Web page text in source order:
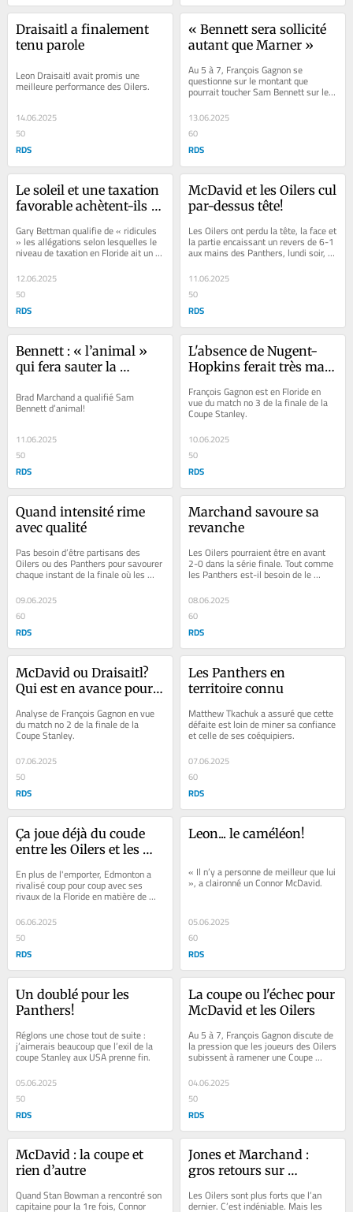
Draisaitl a finalement
tenu parole
Leon Draisaitl avait promis une
meilleure performance des Oilers.
14.06.2025
50
RDS
« Bennett sera sollicité
autant que Marner »
Au 5 à 7, François Gagnon se
questionne sur le montant que
pourrait toucher Sam Bennett sur le
marché des joueurs autonomes.
13.06.2025
60
RDS
Le soleil et une taxation
favorable achètent-ils
Gary Bettman qualifie de « ridicules
» les allégations selon lesquelles le
niveau de taxation en Floride ait un
12.06.2025
50
RDS
McDavid et les Oilers cul
par-dessus tête!
Les Oilers ont perdu la tête, la face et
la partie encaissant un revers de 6-1
aux mains des Panthers, lundi soir,
11.06.2025
50
RDS
Bennett : « l’animal »
qui fera sauter la
Brad Marchand a qualifié Sam
Bennett d’animal!
11.06.2025
50
RDS
L'absence de Nugent-
Hopkins ferait très mal
François Gagnon est en Floride en
vue du match no 3 de la finale de la
Coupe Stanley.
10.06.2025
50
RDS
Quand intensité rime
avec qualité
Pas besoin d’être partisans des
Oilers ou des Panthers pour savourer
chaque instant de la finale où les
deux équipes ont été séparées par...
09.06.2025
60
RDS
Marchand savoure sa
revanche
Les Oilers pourraient être en avant
2-0 dans la série finale. Tout comme
les Panthers est-il besoin de le
08.06.2025
60
RDS
McDavid ou Draisaitl?
Qui est en avance pour
Analyse de François Gagnon en vue
du match no 2 de la finale de la
Coupe Stanley.
07.06.2025
50
RDS
Les Panthers en
territoire connu
Matthew Tkachuk a assuré que cette
défaite est loin de miner sa confiance
et celle de ses coéquipiers.
07.06.2025
60
RDS
Ça joue déjà du coude
entre les Oilers et les
En plus de l'emporter, Edmonton a
rivalisé coup pour coup avec ses
rivaux de la Floride en matière de
06.06.2025
50
RDS
Leon... le caméléon!
« Il n’y a personne de meilleur que lui
», a claironné un Connor McDavid.
05.06.2025
60
RDS
Un doublé pour les
Panthers!
Réglons une chose tout de suite :
j’aimerais beaucoup que l’exil de la
coupe Stanley aux USA prenne fin.
05.06.2025
50
RDS
La coupe ou l'échec pour
McDavid et les Oilers
Au 5 à 7, François Gagnon discute de
la pression que les joueurs des Oilers
subissent à ramener une Coupe
Stanley au Canada et du calme de
Stuart...
04.06.2025
50
RDS
McDavid : la coupe et
rien d’autre
Quand Stan Bowman a rencontré son
capitaine pour la 1re fois, Connor
Jones et Marchand :
gros retours sur
Les Oilers sont plus forts que l’an
dernier. C’est indéniable. Mais les